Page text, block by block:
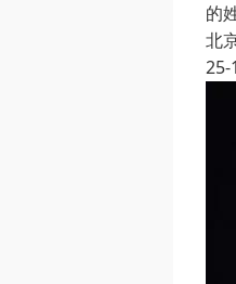
的
北
25-